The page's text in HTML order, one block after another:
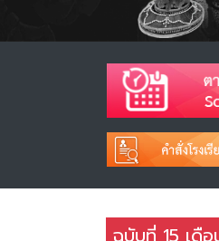
ฉบับที่ 15 เดื